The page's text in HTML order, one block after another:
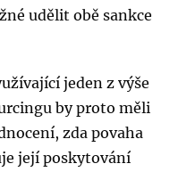
udělit obě sankce
jeden z výše
by proto měli
zda povaha
její poskytování